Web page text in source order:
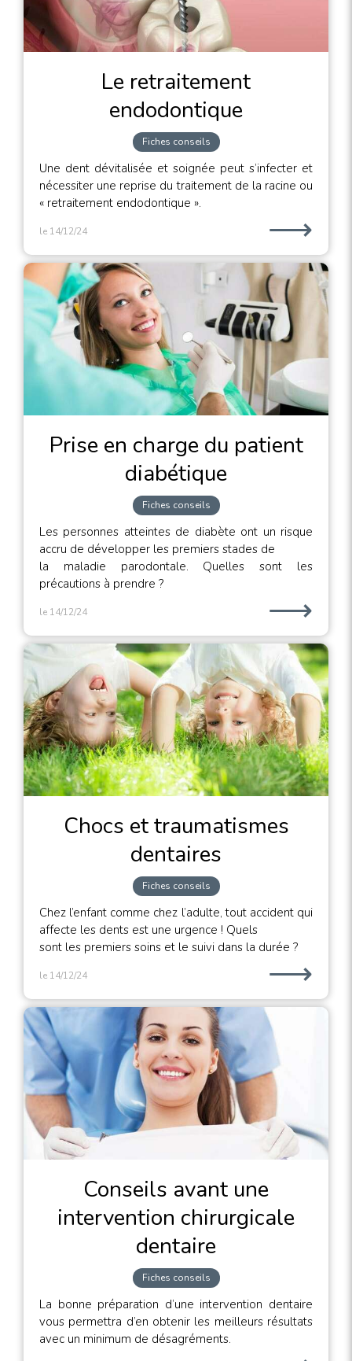
Le retraitement
endodontique
Fiches conseils
Une dent dévitalisée et soignée peut s’infecter et
nécessiter une reprise du traitement de la racine ou
« retraitement endodontique ».
le 14/12/24 ⟶
Prise en charge du patient
diabétique
Fiches conseils
Les personnes atteintes de diabète ont un risque
accru de développer les premiers stades de
la maladie parodontale. Quelles sont les
précautions à prendre ?
le 14/12/24 ⟶
Chocs et traumatismes
dentaires
Fiches conseils
Chez l’enfant comme chez l’adulte, tout accident qui
affecte les dents est une urgence ! Quels
sont les premiers soins et le suivi dans la durée ?
le 14/12/24 ⟶
Conseils avant une
intervention chirurgicale
dentaire
Fiches conseils
La bonne préparation d’une intervention dentaire
vous permettra d’en obtenir les meilleurs résultats
avec un minimum de désagréments.